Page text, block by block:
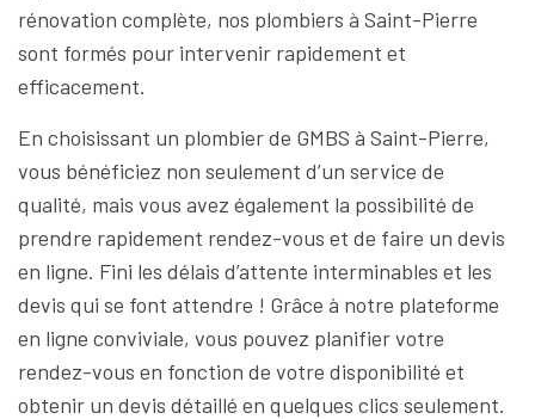
rénovation complète, nos plombiers à Saint-Pierre
sont formés pour intervenir rapidement et
efficacement.
En choisissant un plombier de GMBS à Saint-Pierre,
vous bénéficiez non seulement d’un service de
qualité, mais vous avez également la possibilité de
prendre rapidement rendez-vous et de faire un devis
en ligne. Fini les délais d’attente interminables et les
devis qui se font attendre ! Grâce à notre plateforme
en ligne conviviale, vous pouvez planifier votre
rendez-vous en fonction de votre disponibilité et
obtenir un devis détaillé en quelques clics seulement.